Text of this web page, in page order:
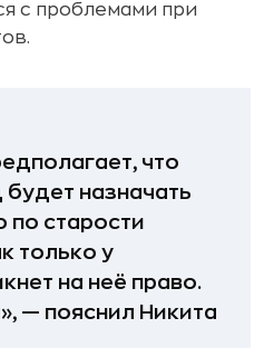
с проблемами при
что
назначать
по старости
только у
на неё право.
— пояснил Никита